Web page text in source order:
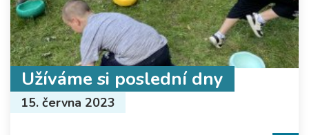
Užíváme si poslední dny
15. června 2023